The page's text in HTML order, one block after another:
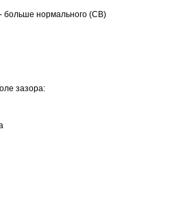
больше нормального (CB)
зазора: